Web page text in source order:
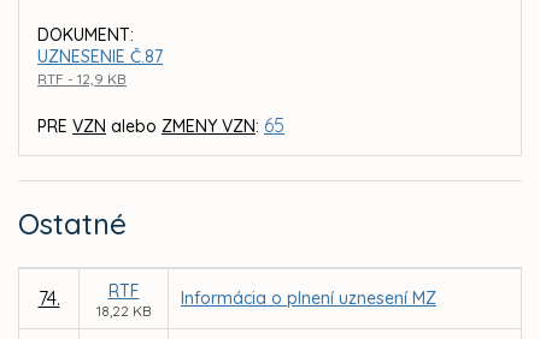
DOKUMENT:
UZNESENIE Č.87
RTF - 12,9 KB
PRE VZN alebo ZMENY VZN: 65
Ostatné
74. RTF
18,22 KB
Informácia o plnení uznesení MZ